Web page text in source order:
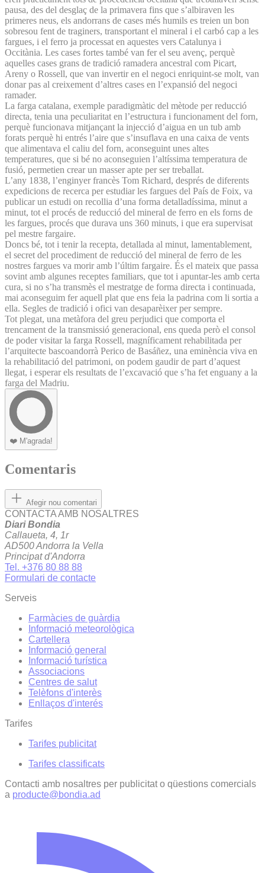
pausa, des del desglaç de la primavera fins que s’albiraven les
primeres neus, els andorrans de cases més humils es treien un bon
sobresou fent de traginers, transportant el mineral i el carbó cap a les
fargues, i el ferro ja processat en aquestes vers Catalunya i
Occitània. Les cases fortes també van fer el seu avenç, perquè
aquelles cases grans de tradició ramadera ancestral com Picart,
Areny o Rossell, que van invertir en el negoci enriquint-se molt, van
donar pas al creixement d’altres cases en l’expansió del negoci
ramader.
La farga catalana, exemple paradigmàtic del mètode per reducció
directa, tenia una peculiaritat en l’estructura i funcionament del forn,
perquè funcionava mitjançant la injecció d’aigua en un tub amb
forats perquè hi entrés l’aire que s’insuflava en una caixa de vents
que alimentava el caliu del forn, aconseguint unes altes
temperatures, que si bé no aconseguien l’altíssima temperatura de
fusió, permetien crear un masser apte per ser treballat.
L’any 1838, l’enginyer francès Tom Richard, després de diferents
expedicions de recerca per estudiar les fargues del País de Foix, va
publicar un estudi on recollia d’una forma detalladíssima, minut a
minut, tot el procés de reducció del mineral de ferro en els forns de
les fargues, procés que durava uns 360 minuts, i que era supervisat
pel mestre fargaire.
Doncs bé, tot i tenir la recepta, detallada al minut, lamentablement,
el secret del procediment de reducció del mineral de ferro de les
nostres fargues va morir amb l’últim fargaire. És el mateix que passa
sovint amb algunes receptes familiars, que tot i apuntar-les amb certa
cura, si no s’ha transmès el mestratge de forma directa i continuada,
mai aconseguim fer aquell plat que ens feia la padrina com li sortia a
ella. Segles de tradició i ofici van desaparèixer per sempre.
Tot plegat, una metàfora del greu perjudici que comporta el
trencament de la transmissió generacional, ens queda però el consol
de poder visitar la farga Rossell, magníficament rehabilitada per
l’arquitecte bascoandorrà Perico de Basáñez, una eminència viva en
la rehabilitació del patrimoni, on podem gaudir de part d’aquest
llegat, i esperar els resultats de l’excavació que s’ha fet enguany a la
farga del Madriu.
❤️ M'agrada!
Comentaris
Afegir nou comentari
CONTACTA AMB NOSALTRES
Diari Bondia
Callaueta, 4, 1r
AD500 Andorra la Vella
Principat d'Andorra
Tel. +376 80 88 88
Formulari de contacte
Serveis
Farmàcies de guàrdia
Informació meteorològica
Cartellera
Informació general
Informació turística
Associacions
Centres de salut
Telèfons d'interès
Enllaços d'interés
Tarifes
Tarifes publicitat
Tarifes classificats
Contacti amb nosaltres per publicitat o qüestions comercials
a producte@bondia.ad